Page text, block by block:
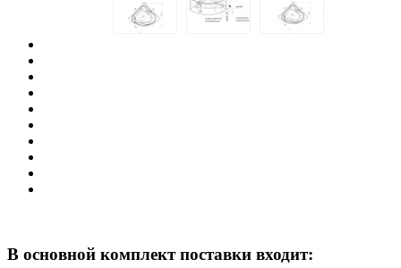
В основной комплект поставки входит: